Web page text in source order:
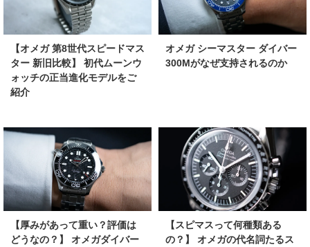
【オメガ 第8世代スピードマス
ター 新旧比較】 初代ムーンウ
ォッチの正当進化モデルをご
紹介
オメガ シーマスター ダイバー
300Mがなぜ支持されるのか
【厚みがあって重い？評価は
どうなの？】 オメガダイバー
【スピマスって何種類ある
の？】 オメガの代名詞たるス